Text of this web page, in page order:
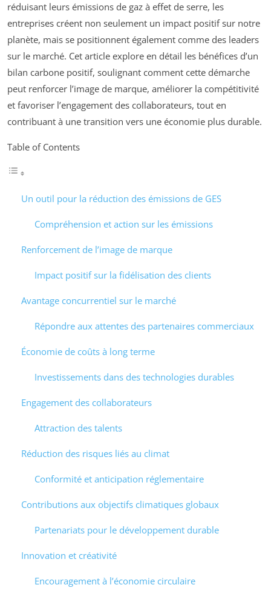
réduisant leurs émissions de gaz à effet de serre, les
entreprises créent non seulement un impact positif sur notre
planète, mais se positionnent également comme des leaders
sur le marché. Cet article explore en détail les bénéfices d’un
bilan carbone positif, soulignant comment cette démarche
peut renforcer l’image de marque, améliorer la compétitivité
et favoriser l’engagement des collaborateurs, tout en
contribuant à une transition vers une économie plus durable.
Table of Contents
Un outil pour la réduction des émissions de GES
Compréhension et action sur les émissions
Renforcement de l’image de marque
Impact positif sur la fidélisation des clients
Avantage concurrentiel sur le marché
Répondre aux attentes des partenaires commerciaux
Économie de coûts à long terme
Investissements dans des technologies durables
Engagement des collaborateurs
Attraction des talents
Réduction des risques liés au climat
Conformité et anticipation réglementaire
Contributions aux objectifs climatiques globaux
Partenariats pour le développement durable
Innovation et créativité
Encouragement à l’économie circulaire